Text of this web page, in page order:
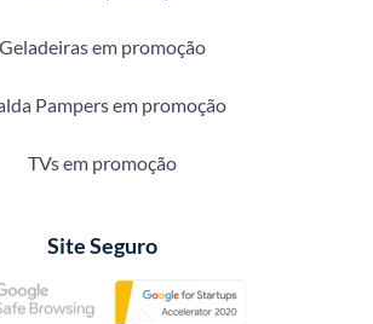
Geladeiras em promoção
Pampers em promoção
TVs em promoção
Site Seguro